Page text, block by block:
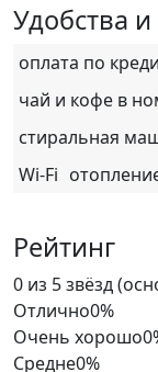
Удобства и
оплата по
чай и кофе в
стиральная
Wi-Fi
Рейтинг
Rated
0
out
of
0 из 5 звёзд
Отлично0%
Очень хорошо
Средне0%